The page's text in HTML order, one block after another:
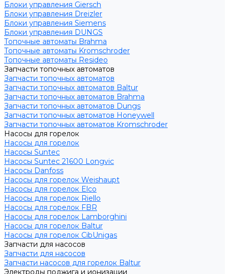
Блоки управления Giersch
Блоки управления Dreizler
Блоки управления Siemens
Блоки управления DUNGS
Топочные автоматы Brahma
Топочные автоматы Kromschroder
Топочные автоматы Resideo
Запчасти топочных автоматов
Запчасти топочных автоматов
Запчасти топочных автоматов Baltur
Запчасти топочных автоматов Brahma
Запчасти топочных автоматов Dungs
Запчасти топочных автоматов Honeywell
Запчасти топочных автоматов Kromschroder
Насосы для горелок
Насосы для горелок
Насосы Suntec
Насосы Suntec 21600 Longvic
Насосы Danfoss
Насосы для горелок Weishaupt
Насосы для горелок Elco
Насосы для горелок Riello
Насосы для горелок FBR
Насосы для горелок Lamborghini
Насосы для горелок Baltur
Насосы для горелок CibUnigas
Запчасти для насосов
Запчасти для насосов
Запчасти насосов для горелок Baltur
Электроды поджига и ионизации